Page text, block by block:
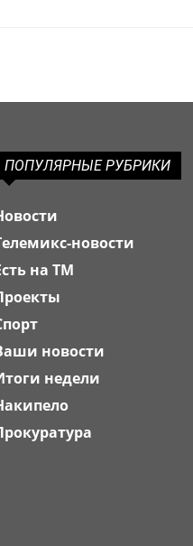
ПОПУЛЯРНЫЕ РУБРИКИ
новости
на ТМ
новости
недели